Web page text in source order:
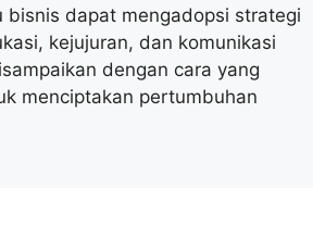
bisnis dapat mengadopsi strategi
kejujuran, dan komunikasi
dengan cara yang
menciptakan pertumbuhan